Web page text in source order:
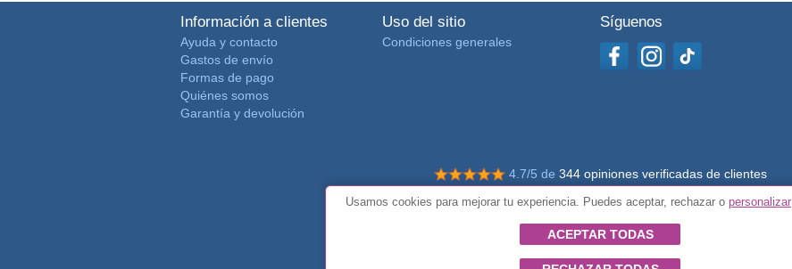
Información a clientes
Ayuda y contacto
Gastos de envío
Formas de pago
Quiénes somos
Garantía y devolución
Uso del sitio
Condiciones generales
Síguenos
4.7/5 de 344 opiniones verificadas de clientes
© Todos los derechos reservados Impulsivos
Usamos cookies para mejorar tu experiencia. Puedes aceptar, rechazar o personalizar
ACEPTAR TODAS